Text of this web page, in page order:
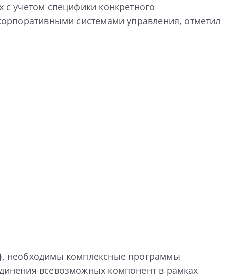
с учетом специфики конкретного
системами управления, отметил
, необходимы комплексные программы
всевозможных компонент в рамках